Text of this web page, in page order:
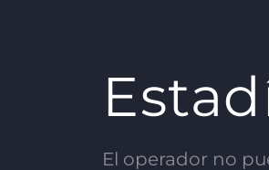
El operador no